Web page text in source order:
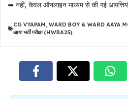
➡ नहीं, केवल ऑनलाइन माध्यम से की गई आपत्तियाँ
CG VYAPAM, WARD BOY & WARD AAYA
आया भर्ती परीक्षा (HWBA25)